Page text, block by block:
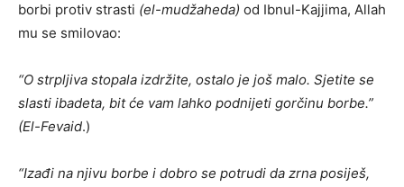
borbi protiv strasti (el-mudžaheda) od Ibnul-Kajjima, Allah
mu se smilovao:
“O strpljiva stopala izdržite, ostalo je još malo. Sjetite se
slasti ibadeta, bit će vam lahko podnijeti gorčinu borbe.”
(El-Fevaid.)
“Izađi na njivu borbe i dobro se potrudi da zrna posiješ,